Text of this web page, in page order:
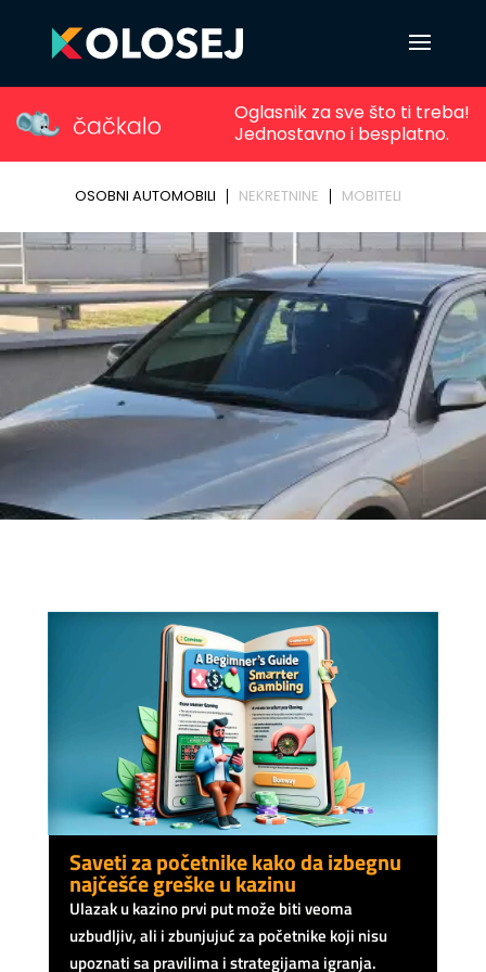
Saveti za početnike kako da izbegnu
najčešće greške u kazinu
Ulazak u kazino prvi put može biti veoma
uzbudljiv, ali i zbunjujuć za početnike koji nisu
upoznati sa pravilima i strategijama igranja.